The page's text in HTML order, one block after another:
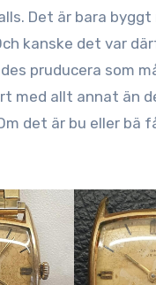
Det är bara
kanske det var
pruducera som
med allt annat än
det är bu eller bä